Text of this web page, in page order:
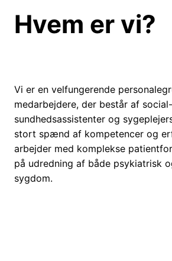
Hvem er vi?
Vi er en velfungerende
medarbejdere, der består af
sundhedsassistenter og
stort spænd af kompetencer og
arbejder med komplekse
på udredning af både psykiatrisk
sygdom.